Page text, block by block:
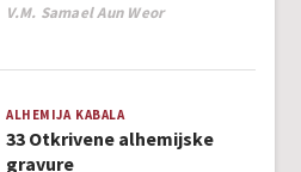
Author
V.M. Samael Aun Weor
ALHEMIJA KABALA
33 Otkrivene alhemijske
gravure